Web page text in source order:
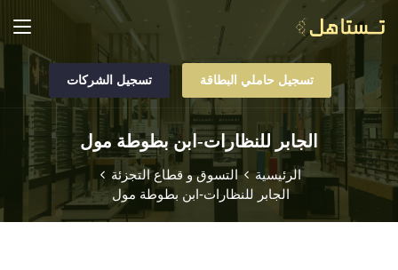
تسجيل حاملي البطاقة تسجيل الشركات
الجابر للنظارات-ابن بطوطة مول
الرئيسية
التسوق و قطاع التجزئة
الجابر للنظارات-ابن بطوطة مول